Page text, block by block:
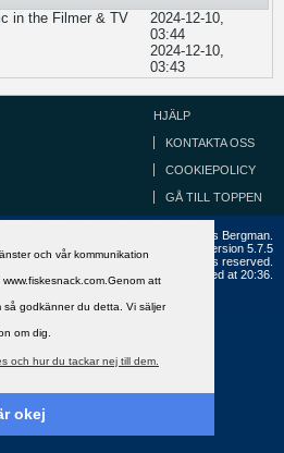
och vår kommunikation
att
så godkänner du detta. Vi säljer
om dig.
och hur du tackar nej till dem.
okej
in the Filmer & TV
2024-12-10,
03:44
2024-12-10,
03:43
HJÄLP
KONTAKTA OSS
COOKIEPOLICY
GÅ TILL TOPPEN
Grundad 2002 av Anders Bergman.
Powered by
Version 5.7.5
MH Sub I, LLC dba vBulletin. All rights reserved.
are GMT+1. This page was generated at 20:36.